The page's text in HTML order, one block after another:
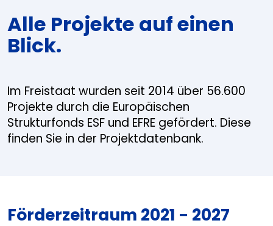
Alle Projekte auf einen
Blick.
Im Freistaat wurden seit 2014 über 56.600
Projekte durch die Europäischen
Strukturfonds ESF und EFRE gefördert. Diese
finden Sie in der Projektdatenbank.
Förderzeitraum 2021 - 2027